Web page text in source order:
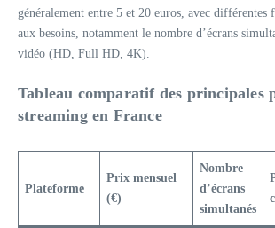
généralement entre 5 et 20 euros, avec différentes
aux besoins, notamment le nombre d’écrans
vidéo (HD, Full HD, 4K).
Tableau comparatif des principales
streaming en France
Plateforme
Prix mensuel
(€)
Nombre
d’écrans
simultanés